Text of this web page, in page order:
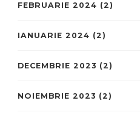
FEBRUARIE 2024 (2)
IANUARIE 2024 (2)
DECEMBRIE 2023 (2)
NOIEMBRIE 2023 (2)